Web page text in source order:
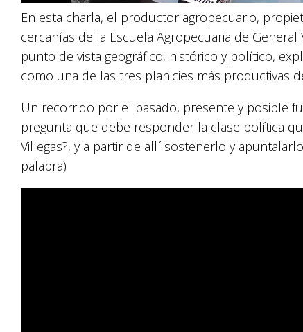
En esta charla, el productor agropecuario,
cercanías de la Escuela Agropecuaria de
punto de vista geográfico, histórico y político,
como una de las tres planicies más productivas
Un recorrido por el pasado, presente y posible
pregunta que debe responder la clase política
Villegas?, y a partir de allí sostenerlo y
palabra)